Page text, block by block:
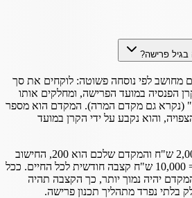
פרישה?
מחושב לפי נוסחה פשוטה: לוקחים את סך
הפנסיה במועד הפרישה, ומחלקים אותו
(נקרא גם מקדם המרה). המקדם הוא מספר
והוא נקבע על ידי הקרן במועד
לדוגמה: אם צברתם 2,000,000 ש"ח והמקדם שלכם הוא 200, החישוב
יהיה 2,000,000 חלקי 200 = 10,000 ש"ח קצבה חודשית לכל החיים. ככל
יהיה נמוך יותר, כך הקצבה תהיה
בלתי נפרד מתהליך תכנון פרישה.